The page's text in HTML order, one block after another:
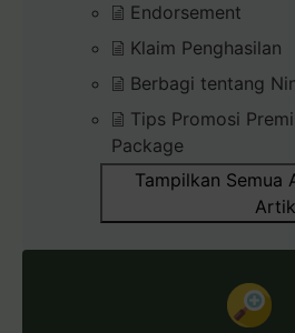
Endorsement
Klaim Penghasilan
Berbagi tentang
Tips Promosi
Package
Tampilkan Semua